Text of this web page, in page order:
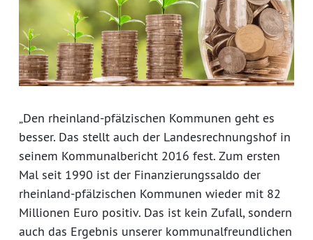
„Den rheinland-pfälzischen Kommunen geht es
besser. Das stellt auch der Landesrechnungshof in
seinem Kommunalbericht 2016 fest. Zum ersten
Mal seit 1990 ist der Finanzierungssaldo der
rheinland-pfälzischen Kommunen wieder mit 82
Millionen Euro positiv. Das ist kein Zufall, sondern
auch das Ergebnis unserer kommunalfreundlichen